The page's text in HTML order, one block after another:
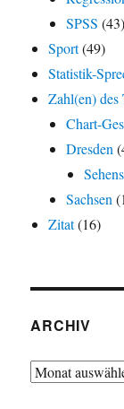
SPSS (43)
Sport(49)
Statistik-
Zahl(en) des
Chart-
Dresden
Sachsen
Zitat(16)
ARCHIV
Archiv